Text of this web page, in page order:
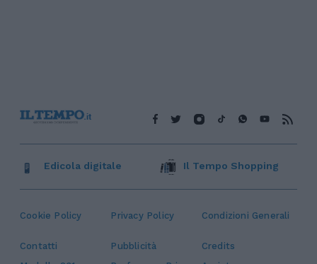
Cookie Policy Privacy Policy Condizioni Generali
Contatti Pubblicità
Credits
Edicola digitale Il Tempo Shopping